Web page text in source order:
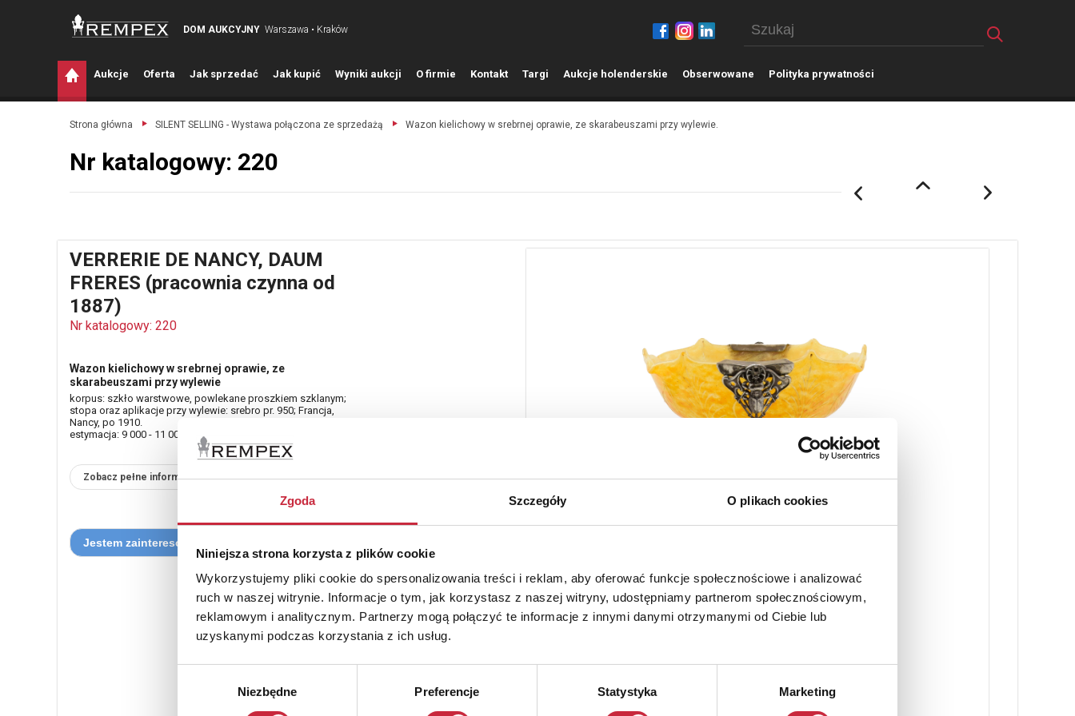
Zgoda Szczegóły O plikach cookies
Niniejsza strona korzysta z plików cookie
Wykorzystujemy pliki cookie do spersonalizowania treści i reklam, aby oferować funkcje społecznościowe i analizować
ruch w naszej witrynie. Informacje o tym, jak korzystasz z naszej witryny, udostępniamy partnerom społecznościowym,
reklamowym i analitycznym. Partnerzy mogą połączyć te informacje z innymi danymi otrzymanymi od Ciebie lub
uzyskanymi podczas korzystania z ich usług.
Niezbędne Preferencje Statystyka Marketing
DOM AUKCYJNY Warszawa • Kraków
Aukcje Oferta Jak sprzedać Jak kupić Wyniki aukcji O firmie Kontakt Targi Aukcje holenderskie Obserwowane Polityka prywatności
Strona główna SILENT SELLING - Wystawa połączona ze sprzedażą Wazon kielichowy w srebrnej oprawie, ze skarabeuszami przy wylewie.
Nr katalogowy: 220
VERRERIE DE NANCY, DAUM
FRERES (pracownia czynna od
1887)
Nr katalogowy: 220
Wazon kielichowy w srebrnej oprawie, ze
skarabeuszami przy wylewie
korpus: szkło warstwowe, powlekane proszkiem szklanym;
stopa oraz aplikacje przy wylewie: srebro pr. 950; Francja,
Nancy, po 1910.
estymacja: 9 000 - 11 000 zł
Zobacz pełne informacje